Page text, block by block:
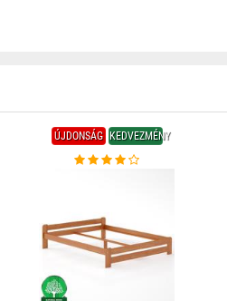
ÚJDONSÁG KEDVEZMÉNY